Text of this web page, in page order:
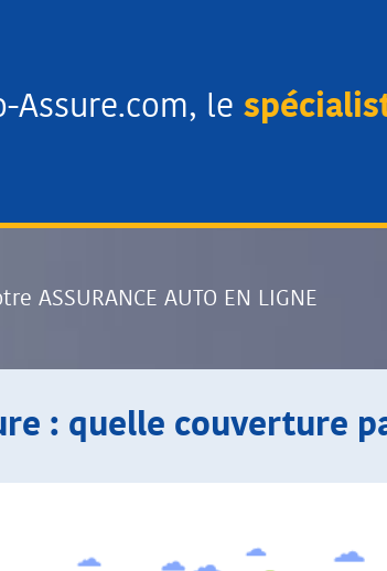
Assure.com, le
ASSURANCE AUTO EN LIGNE
: quelle couverture